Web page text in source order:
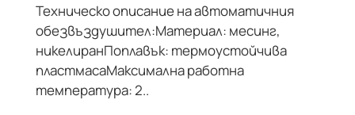
Техническо описание на автоматичния
обезвъздушител: Материал: месинг,
никелиран Поплавък: термоустойчива
пластмасаМаксимална работна
температура: 2..